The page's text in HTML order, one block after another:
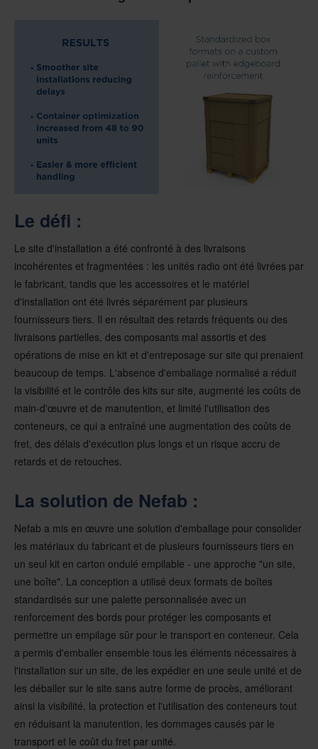
Le défi :
Le site d'installation a été confronté à des livraisons
incohérentes et fragmentées : les unités radio ont été livrées par
le fabricant, tandis que les accessoires et le matériel
d'installation ont été livrés séparément par plusieurs
fournisseurs tiers. Il en résultait des retards fréquents ou des
livraisons partielles, des composants mal assortis et des
opérations de mise en kit et d'entreposage sur site qui prenaient
beaucoup de temps. L'absence d'emballage normalisé a réduit
la visibilité et le contrôle des kits sur site, augmenté les coûts de
main-d'œuvre et de manutention, et limité l'utilisation des
conteneurs, ce qui a entraîné une augmentation des coûts de
fret, des délais d'exécution plus longs et un risque accru de
retards et de retouches.
La solution de Nefab :
Nefab a mis en œuvre une solution d'emballage pour consolider
les matériaux du fabricant et de plusieurs fournisseurs tiers en
un seul kit en carton ondulé empilable - une approche "un site,
une boîte". La conception a utilisé deux formats de boîtes
standardisés sur une palette personnalisée avec un
renforcement des bords pour protéger les composants et
permettre un empilage sûr pour le transport en conteneur. Cela
a permis d'emballer ensemble tous les éléments nécessaires à
l'installation sur un site, de les expédier en une seule unité et de
les déballer sur le site sans autre forme de procès, améliorant
ainsi la visibilité, la protection et l'utilisation des conteneurs tout
en réduisant la manutention, les dommages causés par le
transport et le coût du fret par unité.